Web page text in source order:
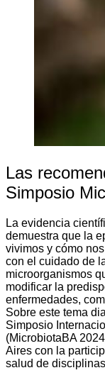
Las
Simposio
La evidencia
demuestra que la
vivimos y cómo
con el cuidado de
microorganismos
modificar la
enfermedades,
Sobre este tema
Simposio
(MicrobiotaBA
Aires con la
salud de